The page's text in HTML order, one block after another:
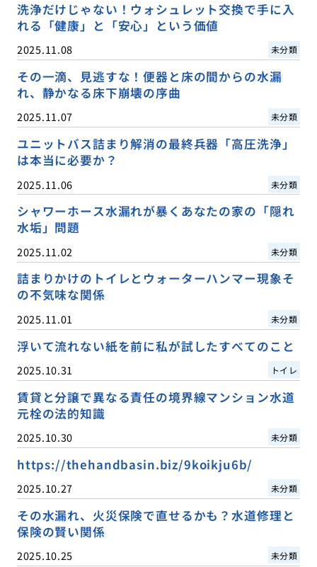
洗浄だけじゃない！ウォシュレット交換で手に入
れる「健康」と「安心」という価値
2025.11.08 未分類
その一滴、見逃すな！便器と床の間からの水漏
れ、静かなる床下崩壊の序曲
2025.11.07 未分類
ユニットバス詰まり解消の最終兵器「高圧洗浄」
は本当に必要か？
2025.11.06 未分類
シャワーホース水漏れが暴くあなたの家の「隠れ
水垢」問題
2025.11.02 未分類
詰まりかけのトイレとウォーターハンマー現象そ
の不気味な関係
2025.11.01 未分類
浮いて流れない紙を前に私が試したすべてのこと
2025.10.31 トイレ
賃貸と分譲で異なる責任の境界線マンション水道
元栓の法的知識
2025.10.30 未分類
https://thehandbasin.biz/9koikju6b/
2025.10.27 未分類
その水漏れ、火災保険で直せるかも？水道修理と
保険の賢い関係
2025.10.25 未分類